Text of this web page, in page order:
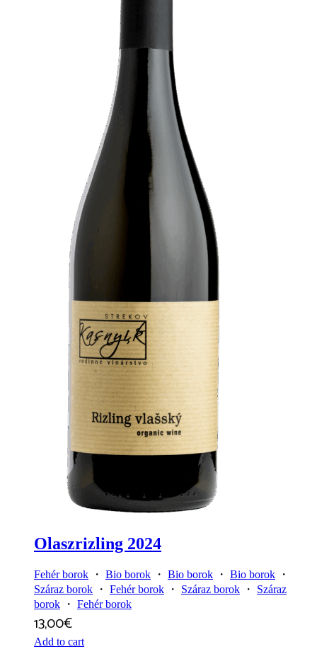
Olaszrizling 2024
Fehér borok ・ Bio borok ・ Bio borok ・ Bio borok ・
Száraz borok ・ Fehér borok ・ Száraz borok ・ Száraz
borok ・ Fehér borok
13,00€
Add to cart